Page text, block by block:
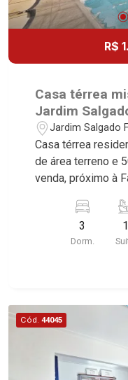
R$
Casa térrea
Jardim
Fazendinha -
Jardim Salgado
Casa térrea
de área terreno e
venda, próximo à
características
Imobiliária selecionou
área terreno e
2 vestiários -
Quadra beach
Imobiliária,
3
Dorm.
1
Cód. 44045